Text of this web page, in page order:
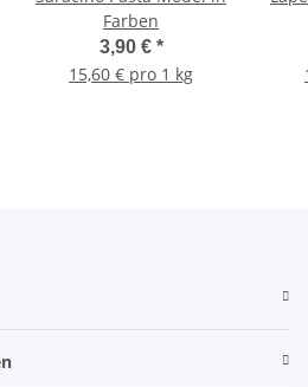
Farben
3,90 € *
15,60 € pro 1 kg